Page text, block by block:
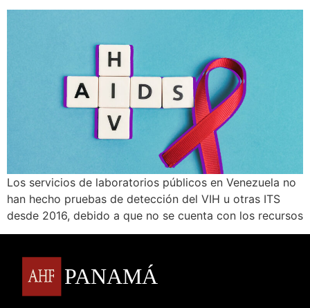
Los servicios de laboratorios públicos en Venezuela no
han hecho pruebas de detección del VIH u otras ITS
desde 2016, debido a que no se cuenta con los recursos